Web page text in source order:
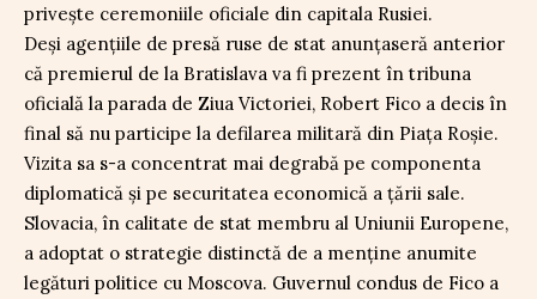
privește ceremoniile oficiale din capitala Rusiei.
Deși agențiile de presă ruse de stat anunțaseră anterior
că premierul de la Bratislava va fi prezent în tribuna
oficială la parada de Ziua Victoriei, Robert Fico a decis în
final să nu participe la defilarea militară din Piața Roșie.
Vizita sa s-a concentrat mai degrabă pe componenta
diplomatică și pe securitatea economică a țării sale.
Slovacia, în calitate de stat membru al Uniunii Europene,
a adoptat o strategie distinctă de a menține anumite
legături politice cu Moscova. Guvernul condus de Fico a